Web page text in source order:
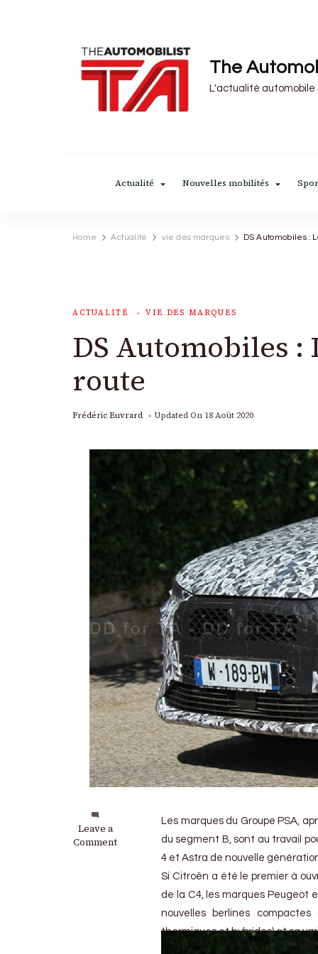
The
L'actualité automobile
Actualité Nouvelles mobilités
Home Actualité vie des marques DS Automobiles :
ACTUALITÉ VIE DES MARQUES
DS Automobiles :
route
Frédéric Euvrard Updated On 18 Août 2020
Leave a
Comment
on
DS
Les marques du Groupe PSA,
du segment B, sont au travail
4 et Astra de nouvelle
Si Citroën a été le premier à
de la C4, les marques Peugeot
nouvelles berlines
thermiques et hybrides) et sa